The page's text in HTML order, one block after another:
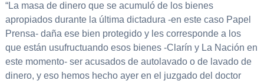
“La masa de dinero que se acumuló de los bienes
apropiados durante la última dictadura -en este caso Papel
Prensa- daña ese bien protegido y les corresponde a los
que están usufructuando esos bienes -Clarín y La Nación en
este momento- ser acusados de autolavado o de lavado de
dinero, y eso hemos hecho ayer en el juzgado del doctor